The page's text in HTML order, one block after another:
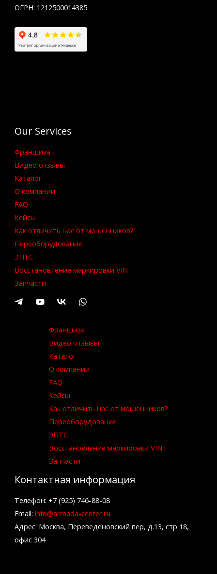
ОГРН: 1212500014385
Our Services
Франшиза
Видео отзывы
Каталог
О компании
FAQ
Кейсы
Как отличить нас от мошенников?
Переоборудование
ЭПТС
Восстановление маркировки VIN
Запчасти
Франшиза
Видео отзывы
Каталог
О компании
FAQ
Кейсы
Как отличить нас от мошенников?
Переоборудование
ЭПТС
Восстановление маркировки VIN
Запчасти
Контактная информация
Телефон: +7 (925) 746-88-08
Email: info@armada-center.ru
Адрес: Москва, Переведеновский пер, д.13, стр 18,
офис 304